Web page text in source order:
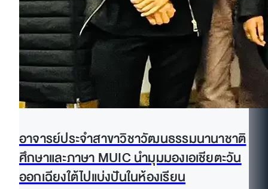
อาจารย์ประจำสาขาวิชาวัฒนธรรมนานาชาติ
ศึกษาและภาษา MUIC นำมุมมองเอเชียตะวัน
ออกเฉียงใต้ไปแบ่งปันในห้องเรียน